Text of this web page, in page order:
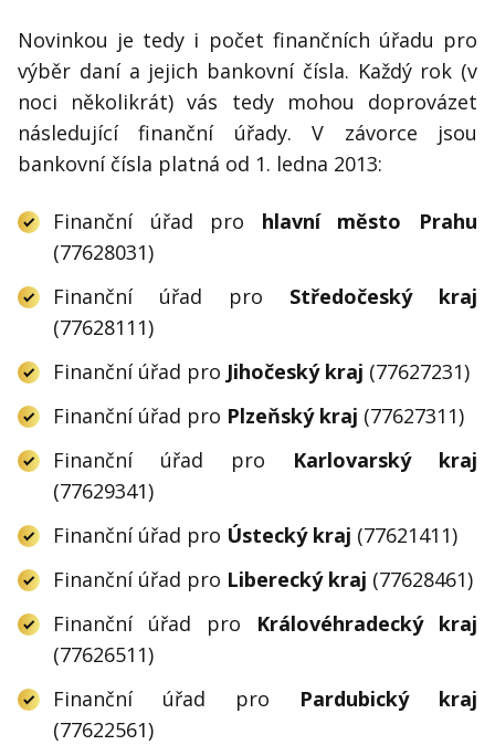
Novinkou je tedy i počet finančních úřadu pro
výběr daní a jejich bankovní čísla. Každý rok (v
noci několikrát) vás tedy mohou doprovázet
následující finanční úřady. V závorce jsou
bankovní čísla platná od 1. ledna 2013:
Finanční úřad pro hlavní město Prahu
(77628031)
Finanční úřad pro Středočeský kraj
(77628111)
Finanční úřad pro Jihočeský kraj (77627231)
Finanční úřad pro Plzeňský kraj (77627311)
Finanční úřad pro Karlovarský kraj
(77629341)
Finanční úřad pro Ústecký kraj (77621411)
Finanční úřad pro Liberecký kraj (77628461)
Finanční úřad pro Královéhradecký kraj
(77626511)
Finanční úřad pro Pardubický kraj
(77622561)